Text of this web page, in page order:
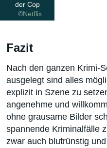
der Cop
©Netflix
Fazit
Nach den ganzen Krimi-
ausgelegt sind alles
explizit in Szene zu
angenehme und
ohne grausame Bilder
spannende Kriminalfälle
zwar auch blutrünstig